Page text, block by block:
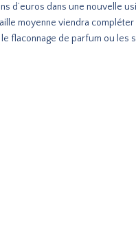
d’euros dans une nouvelle
moyenne viendra
flaconnage de parfum ou les